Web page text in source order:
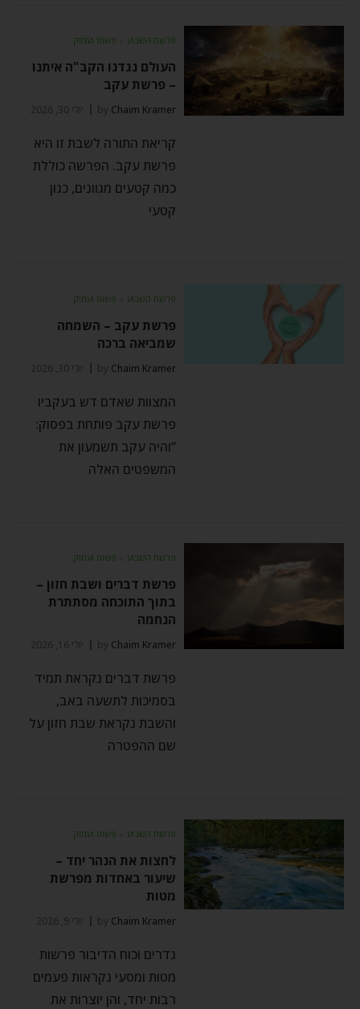
פרשת השבוע ⬦ פשוט ועמוק
העולם נגדנו הקב"ה איתנו
– פרשת עקב
by Chaim Kramer יולי 30, 2026
קריאת התורה לשבת זו היא
פרשת עקב. הפרשה כוללת
כמה קטעים מגוונים, כגון
קטעי
פרשת השבוע ⬦ פשוט ועמוק
פרשת עקב – השמחה
שמביאה ברכה
by Chaim Kramer יולי 30, 2026
המצוות שאדם דש בעקביו
פרשת עקב פותחת בפסוק:
“והיה עקב תשמעון את
המשפטים האלה
פרשת השבוע ⬦ פשוט ועמוק
פרשת דברים ושבת חזון –
בתוך התוכחה מסתתרת
הנחמה
by Chaim Kramer יולי 16, 2026
פרשת דברים נקראת תמיד
בסמיכות לתשעה באב,
והשבת נקראת שבת חזון על
שם ההפטרה
פרשת השבוע ⬦ פשוט ועמוק
לחצות את הנהר יחד –
שיעור באחדות מפרשת
מטות
by Chaim Kramer יולי 9, 2026
נדרים וכוח הדיבור פרשות
מטות ומסעי נקראות פעמים
רבות יחד, והן יוצרות את